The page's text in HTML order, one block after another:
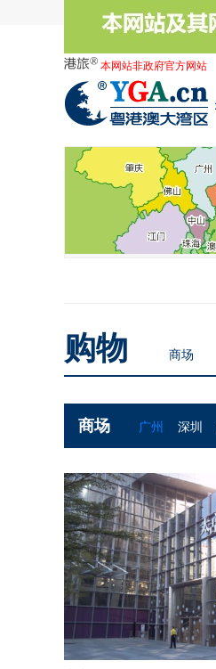
本网站非政府官方网站
购物 商场
商场 广州 深圳